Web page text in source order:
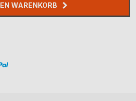
WARENKORB